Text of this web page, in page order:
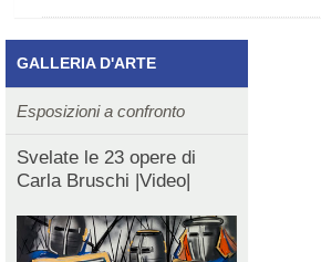
GALLERIA D'ARTE
Esposizioni a confronto
Svelate le 23 opere di
Carla Bruschi |Video|